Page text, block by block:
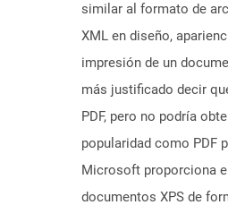
similar al formato de
XML en diseño,
impresión de un
más justificado decir
PDF, pero no podría
popularidad como PDF
Microsoft proporciona
documentos XPS de